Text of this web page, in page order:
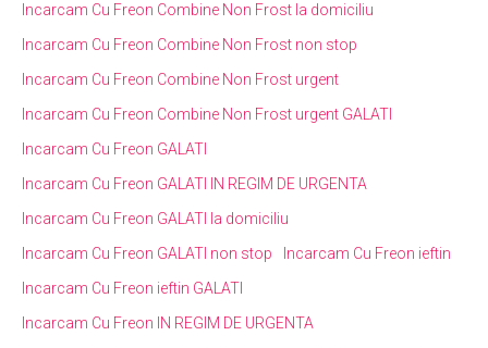
Incarcam Cu Freon Combine Non Frost la domiciliu
Incarcam Cu Freon Combine Non Frost non stop
Incarcam Cu Freon Combine Non Frost urgent
Incarcam Cu Freon Combine Non Frost urgent GALATI
Incarcam Cu Freon GALATI
Incarcam Cu Freon GALATI IN REGIM DE URGENTA
Incarcam Cu Freon GALATI la domiciliu
Incarcam Cu Freon GALATI non stop
Incarcam Cu Freon ieftin
Incarcam Cu Freon ieftin GALATI
Incarcam Cu Freon IN REGIM DE URGENTA